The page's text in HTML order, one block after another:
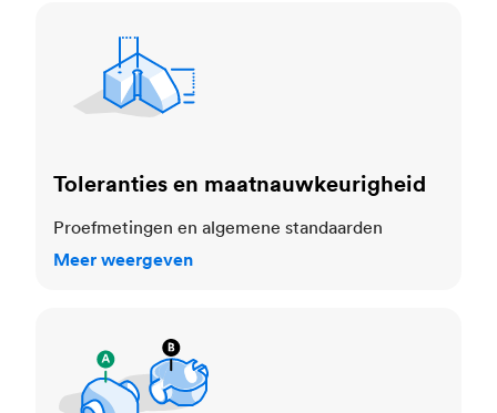
Toleranties en maatnauwkeurigheid
Proefmetingen en algemene standaarden
Meer weergeven